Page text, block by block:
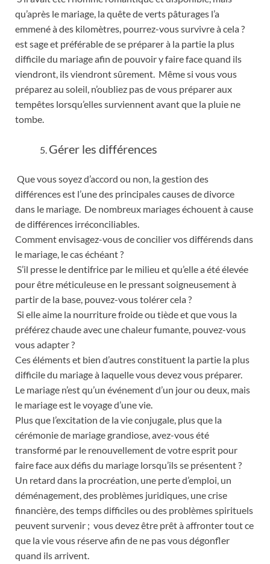
qu’après le mariage, la quête de verts pâturages l’a
emmené à des kilomètres, pourrez-vous survivre à cela ?
est sage et préférable de se préparer à la partie la plus
difficile du mariage afin de pouvoir y faire face quand ils
viendront, ils viendront sûrement. Même si vous vous
préparez au soleil, n’oubliez pas de vous préparer aux
tempêtes lorsqu’elles surviennent avant que la pluie ne
tombe.
Gérer les différences
Que vous soyez d’accord ou non, la gestion des
différences est l’une des principales causes de divorce
dans le mariage. De nombreux mariages échouent à cause
de différences irréconciliables.
Comment envisagez-vous de concilier vos différends dans
le mariage, le cas échéant ?
S’il presse le dentifrice par le milieu et qu’elle a été élevée
pour être méticuleuse en le pressant soigneusement à
partir de la base, pouvez-vous tolérer cela ?
Si elle aime la nourriture froide ou tiède et que vous la
préférez chaude avec une chaleur fumante, pouvez-vous
vous adapter ?
Ces éléments et bien d’autres constituent la partie la plus
difficile du mariage à laquelle vous devez vous préparer.
Le mariage n’est qu’un événement d’un jour ou deux, mais
le mariage est le voyage d’une vie.
Plus que l’excitation de la vie conjugale, plus que la
cérémonie de mariage grandiose, avez-vous été
transformé par le renouvellement de votre esprit pour
faire face aux défis du mariage lorsqu’ils se présentent ?
Un retard dans la procréation, une perte d’emploi, un
déménagement, des problèmes juridiques, une crise
financière, des temps difficiles ou des problèmes spirituels
peuvent survenir ; vous devez être prêt à affronter tout ce
que la vie vous réserve afin de ne pas vous dégonfler
quand ils arrivent.